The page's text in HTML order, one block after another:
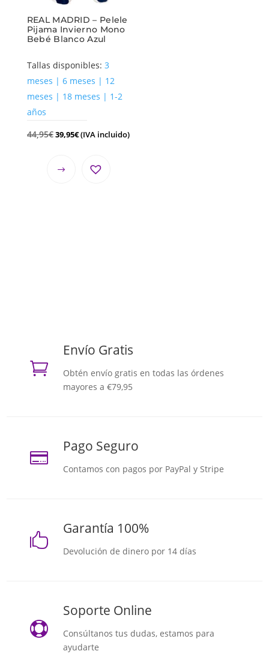
REAL MADRID – Pelele
Pijama Invierno Mono
Bebé Blanco Azul
Tallas disponibles: 3
meses | 6 meses | 12
meses | 18 meses | 1-2
años
44,95€39,95€(IVA incluido)

Envío Gratis
Obtén envío gratis en todas las órdenes
mayores a €79,95

Pago Seguro
Contamos con pagos por PayPal y Stripe

Garantía 100%
Devolución de dinero por 14 días

Soporte Online
Consúltanos tus dudas, estamos para
ayudarte